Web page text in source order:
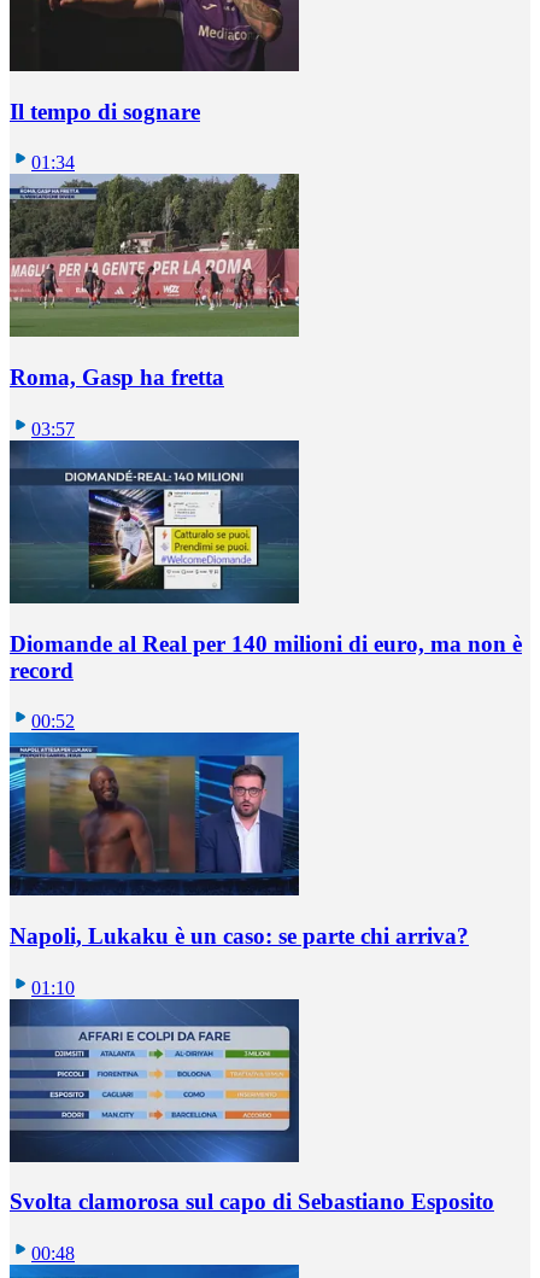
Il tempo di sognare
01:34
Roma, Gasp ha fretta
03:57
Diomande al Real per 140 milioni di euro, ma non è
record
00:52
Napoli, Lukaku è un caso: se parte chi arriva?
01:10
Svolta clamorosa sul capo di Sebastiano Esposito
00:48